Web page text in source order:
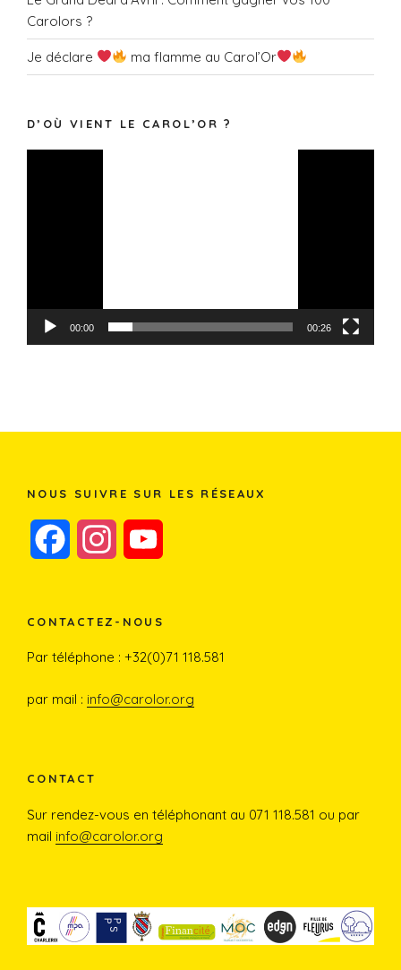
Carolors ?
Je déclare ma flamme au Carol’Or
D’OÙ VIENT LE CAROL’OR ?
00:00 00:26
NOUS SUIVRE SUR LES RÉSEAUX
c
e
b
o
k
s
t
a
a
T
u
CONTACTEZ-NOUS
Par téléphone : +32(0)71 118.581
par mail : info@carolor.org
CONTACT
Sur rendez-vous en téléphonant au 071 118.581 ou par
mail info@carolor.org